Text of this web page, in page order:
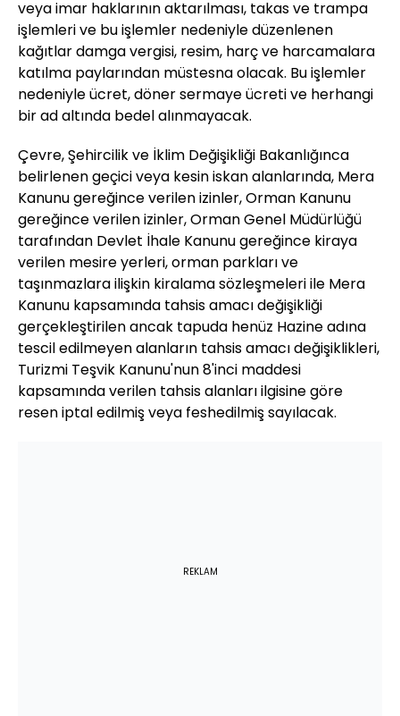
veya imar haklarının aktarılması, takas ve trampa
işlemleri ve bu işlemler nedeniyle düzenlenen
kağıtlar damga vergisi, resim, harç ve harcamalara
katılma paylarından müstesna olacak. Bu işlemler
nedeniyle ücret, döner sermaye ücreti ve herhangi
bir ad altında bedel alınmayacak.
Çevre, Şehircilik ve İklim Değişikliği Bakanlığınca
belirlenen geçici veya kesin iskan alanlarında, Mera
Kanunu gereğince verilen izinler, Orman Kanunu
gereğince verilen izinler, Orman Genel Müdürlüğü
tarafından Devlet İhale Kanunu gereğince kiraya
verilen mesire yerleri, orman parkları ve
taşınmazlara ilişkin kiralama sözleşmeleri ile Mera
Kanunu kapsamında tahsis amacı değişikliği
gerçekleştirilen ancak tapuda henüz Hazine adına
tescil edilmeyen alanların tahsis amacı değişiklikleri,
Turizmi Teşvik Kanunu'nun 8'inci maddesi
kapsamında verilen tahsis alanları ilgisine göre
resen iptal edilmiş veya feshedilmiş sayılacak.
REKLAM